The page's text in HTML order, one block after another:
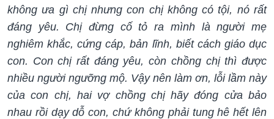
không ưa gì chị nhưng con chị không có tội, nó rất
đáng yêu. Chị đừng cố tỏ ra mình là người mẹ
nghiêm khắc, cứng cáp, bản lĩnh, biết cách giáo dục
con. Con chị rất đáng yêu, còn chồng chị thì được
nhiều người ngưỡng mộ. Vậy nên làm ơn, lỗi lầm này
của con chị, hai vợ chồng chị hãy đóng cửa bảo
nhau rồi dạy dỗ con, chứ không phải tung hê hết lên